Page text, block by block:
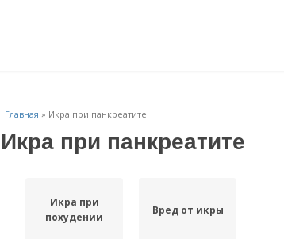
Главная » Икра при панкреатите
Икра при панкреатите
Икра при
похудении
Вред от икры